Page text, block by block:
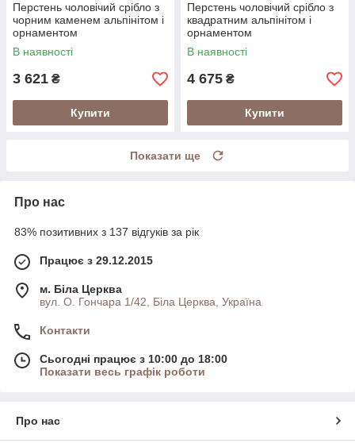
Перстень чоловічий срібло з
чорним каменем альпінітом і
орнаментом
В наявності
3 621 ₴
Купити
Перстень чоловічий срібло з
квадратним альпінітом і
орнаментом
В наявності
4 675 ₴
Купити
Показати ще
Про нас
83% позитивних з 137 відгуків за рік
Працює з 29.12.2015
м. Біла Церква
вул. О. Гончара 1/42, Біла Церква, Україна
Контакти
Сьогодні працює з 10:00 до 18:00
Показати весь графік роботи
Про нас